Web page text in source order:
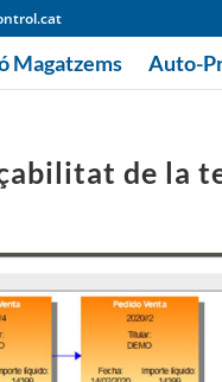
Magatzems Auto-
de la